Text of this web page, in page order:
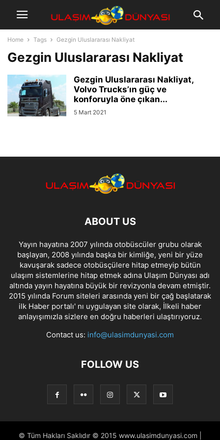
Home Tags Gezgin Uluslararası Nakliyat
Gezgin Uluslararası Nakliyat
Gezgin Uluslararası Nakliyat,
Volvo Trucks’ın güç ve
konforuyla öne çıkan...
5 Mart 2021
ABOUT US
Yayın hayatına 2007 yılında otobüscüler grubu olarak
başlayan, 2008 yılında başka bir kimliğe, yeni bir yüze
kavuşarak sadece otobüsçülere hitap etmeyip bütün
ulaşım sistemlerine hitap etmek adına Ulaşım Dünyası adı
altında yayın hayatına büyük bir revizyonla devam etmiştir.
2015 yılında Forum siteleri arasında yeni bir çağ başlatarak
ilk Haber portalı' nı uygulayan site olarak, İlkeli haber
anlayışımızla sizlere en doğru haberleri ulaştırıyoruz.
Contact us: info@ulasimdunyasi.com
FOLLOW US
© Tüm Hakları Saklıdır © 2015 www.ulasimdunyasi.com |